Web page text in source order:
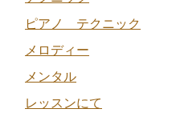
ピアノ テクニック
メロディー
メンタル
レッスンにて